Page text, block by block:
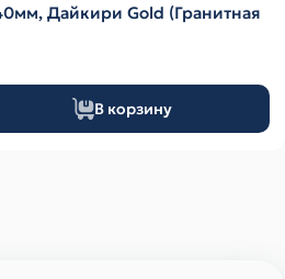
Дайкири Gold (Гранитная
В корзину